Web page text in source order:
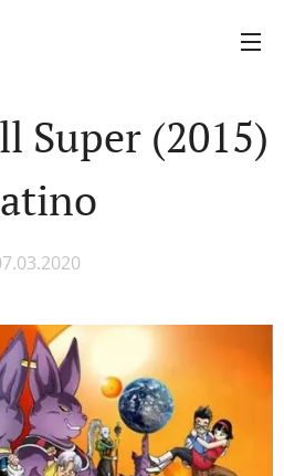
Super (2015)